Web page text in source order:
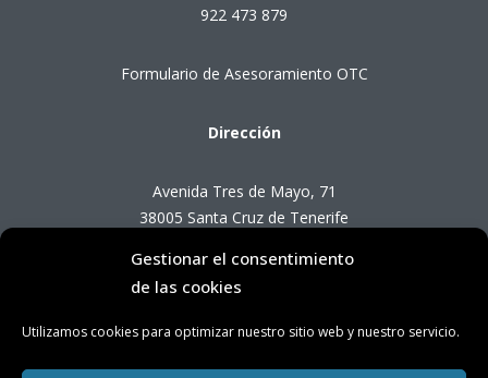
Gestionar el consentimiento
de las cookies
Utilizamos cookies para optimizar nuestro sitio web y nuestro servicio.
922 473 879
Formulario de Asesoramiento OTC
Dirección
Avenida Tres de Mayo, 71
38005 Santa Cruz de Tenerife
Horario de Atención OTC
Lunes a viernes de 8:00 a 14:00 horas